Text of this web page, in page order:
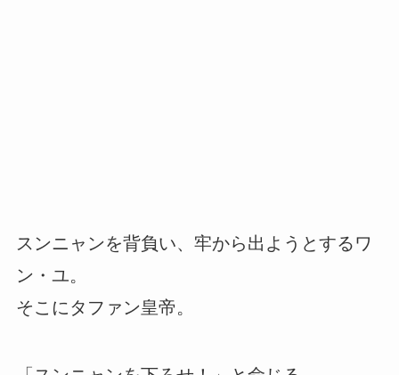
スンニャンを背負い、牢から出ようとするワ
ン・ユ。
そこにタファン皇帝。